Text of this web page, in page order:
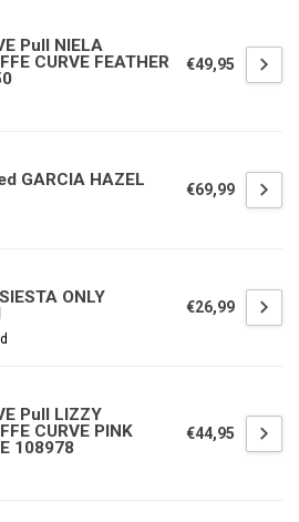
Pull NIELA
CURVE FEATHER
€49,95
GARCIA HAZEL
€69,99
ONLY
€26,99
Pull LIZZY
CURVE PINK
108978
€44,95